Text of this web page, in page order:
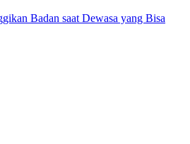
Badan saat Dewasa yang Bisa